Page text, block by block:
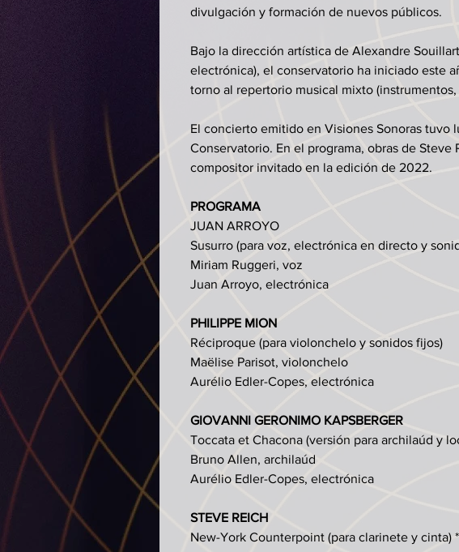
divulgación y formación de nuevos públicos.
Bajo la dirección artística de Alexandre
electrónica), el conservatorio ha iniciado este
torno al repertorio musical mixto
El concierto emitido en Visiones Sonoras tuvo
Conservatorio. En el programa, obras de
compositor invitado en la edición de 2022.
PROGRAMA
JUAN ARROYO
Susurro (para voz, electrónica en directo y
Miriam Ruggeri, voz
Juan Arroyo, electrónica
PHILIPPE MION
Réciproque (para violonchelo y sonidos fijos)
Maëlise Parisot, violonchelo
Aurélio Edler-Copes, electrónica
GIOVANNI GERONIMO KAPSBERGER
Toccata et Chacona (versión para archilaúd y
Bruno Allen, archilaúd
Aurélio Edler-Copes, electrónica
STEVE REICH
New-York Counterpoint (para clarinete y cinta) *